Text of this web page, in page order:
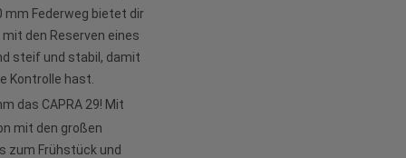
mm Federweg bietet dir
den Reserven eines
steif und stabil, damit
Kontrolle hast.
das CAPRA 29! Mit
mit den großen
zum Frühstück und